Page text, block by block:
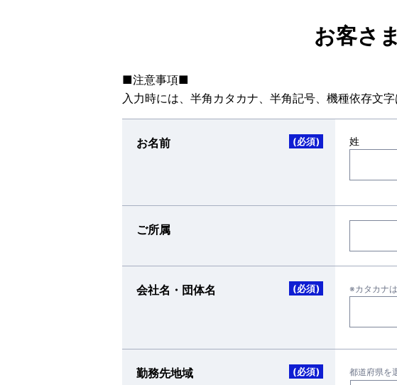
お客さ
■注意事項■
入力時には、半角カタカナ、半角記号、機種依存文
お名前 (必須) 姓
ご所属
会社名・団体名 (必須) ※カタカナ
勤務先地域 (必須) 都道府県を